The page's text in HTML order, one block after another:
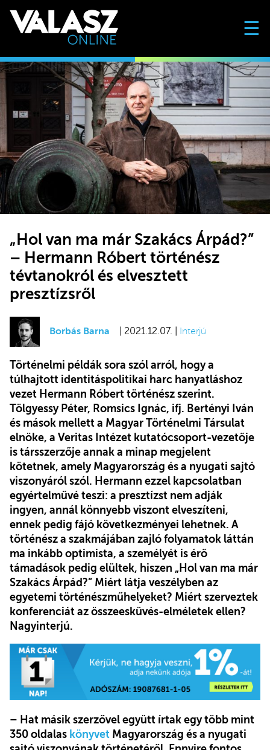
☰
„Hol van ma már Szakács Árpád?”
– Hermann Róbert történész
tévtanokról és elvesztett
presztízsről
Borbás Barna | 2021.12.07. | Interjú
Történelmi példák sora szól arról, hogy a
túlhajtott identitáspolitikai harc hanyatláshoz
vezet Hermann Róbert történész szerint.
Tölgyessy Péter, Romsics Ignác, ifj. Bertényi Iván
és mások mellett a Magyar Történelmi Társulat
elnöke, a Veritas Intézet kutatócsoport-vezetője
is társszerzője annak a minap megjelent
kötetnek, amely Magyarország és a nyugati sajtó
viszonyáról szól. Hermann ezzel kapcsolatban
egyértelművé teszi: a presztízst nem adják
ingyen, annál könnyebb viszont elveszíteni,
ennek pedig fájó következményei lehetnek. A
történész a szakmájában zajló folyamatok láttán
ma inkább optimista, a személyét is érő
támadások pedig elültek, hiszen „Hol van ma már
Szakács Árpád?” Miért látja veszélyben az
egyetemi történészműhelyeket? Miért szerveztek
konferenciát az összeesküvés-elméletek ellen?
Nagyinterjú.
– Hat másik szerzővel együtt írtak egy több mint
350 oldalas könyvet Magyarország és a nyugati